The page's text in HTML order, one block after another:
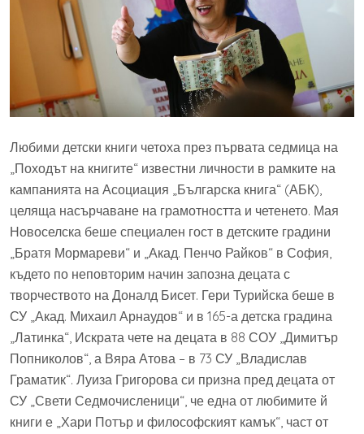
Любими детски книги четоха през първата седмица на
„Походът на книгите“ известни личности в рамките на
кампанията на Асоциация „Българска книга“ (АБК),
целяща насърчаване на грамотността и четенето. Мая
Новоселска беше специален гост в детските градини
„Братя Мормареви“ и „Акад. Пенчо Райков“ в София,
където по неповторим начин запозна децата с
творчеството на Доналд Бисет. Гери Турийска беше в
СУ „Акад. Михаил Арнаудов“ и в 165-а детска градина
„Латинка“, Искрата чете на децата в 88 СОУ „Димитър
Попниколов“, а Вяра Атова – в 73 СУ „Владислав
Граматик“. Луиза Григорова си призна пред децата от
СУ „Свети Седмочисленици“, че една от любимите й
книги е „Хари Потър и философският камък“, част от